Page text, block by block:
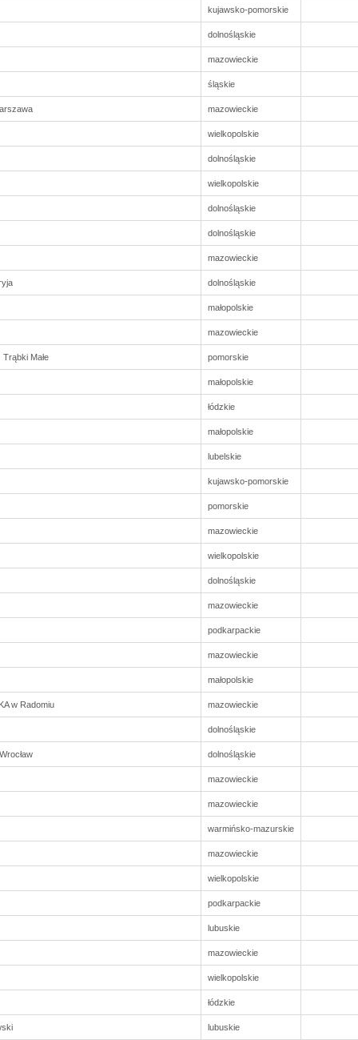
kujawsko-pomorskie
dolnośląskie
mazowieckie
śląskie
mazowieckie
wielkopolskie
dolnośląskie
wielkopolskie
dolnośląskie
dolnośląskie
mazowieckie
dolnośląskie
małopolskie
mazowieckie
Małe pomorskie
małopolskie
łódzkie
małopolskie
lubelskie
kujawsko-pomorskie
pomorskie
mazowieckie
wielkopolskie
dolnośląskie
mazowieckie
podkarpackie
mazowieckie
małopolskie
w Radomiu mazowieckie
dolnośląskie
dolnośląskie
mazowieckie
mazowieckie
warmińsko-mazurskie
mazowieckie
wielkopolskie
podkarpackie
lubuskie
mazowieckie
wielkopolskie
łódzkie
lubuskie